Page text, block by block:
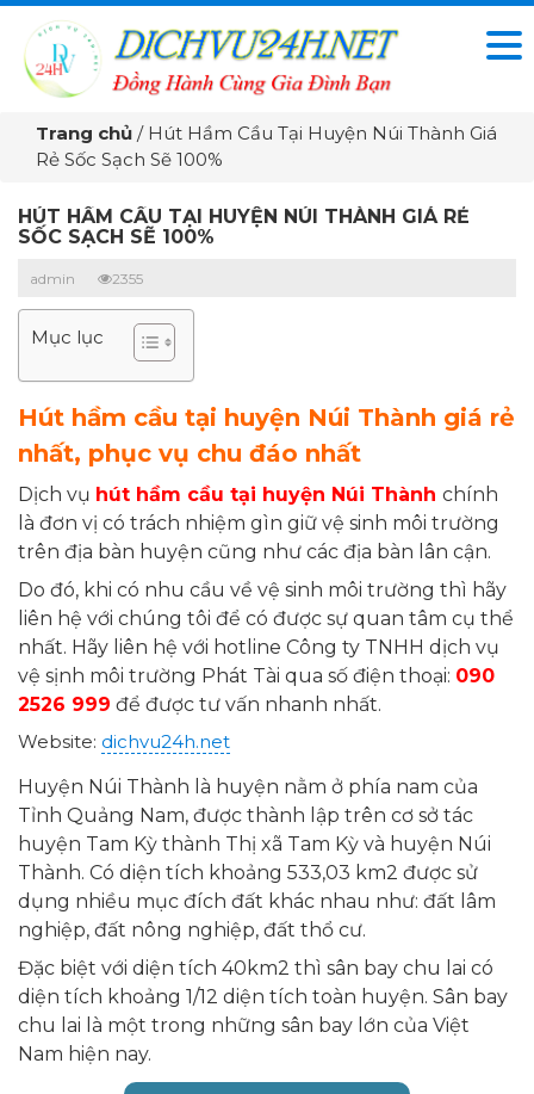
Trang chủ / Hút Hầm Cầu Tại Huyện Núi Thành Giá
Rẻ Sốc Sạch Sẽ 100%
HÚT HẦM CẦU TẠI HUYỆN NÚI THÀNH GIÁ RẺ
SỐC SẠCH SẼ 100%
admin 2355
Mục lục
Hút hầm cầu tại huyện Núi Thành giá rẻ
nhất, phục vụ chu đáo nhất
Dịch vụ hút hầm cầu tại huyện Núi Thành chính
là đơn vị có trách nhiệm gìn giữ vệ sinh môi trường
trên địa bàn huyện cũng như các địa bàn lân cận.
Do đó, khi có nhu cầu về vệ sinh môi trường thì hãy
liên hệ với chúng tôi để có được sự quan tâm cụ thể
nhất. Hãy liên hệ với hotline Công ty TNHH dịch vụ
vệ sịnh môi trường Phát Tài qua số điện thoại: 090
2526 999 để được tư vấn nhanh nhất.
Website: dichvu24h.net
Huyện Núi Thành là huyện nằm ở phía nam của
Tỉnh Quảng Nam, được thành lập trên cơ sở tác
huyện Tam Kỳ thành Thị xã Tam Kỳ và huyện Núi
Thành. Có diện tích khoảng 533,03 km2 được sử
dụng nhiều mục đích đất khác nhau như: đất lâm
nghiệp, đất nông nghiệp, đất thổ cư.
Đặc biệt với diện tích 40km2 thì sân bay chu lai có
diện tích khoảng 1/12 diện tích toàn huyện. Sân bay
chu lai là một trong những sân bay lớn của Việt
Nam hiện nay.